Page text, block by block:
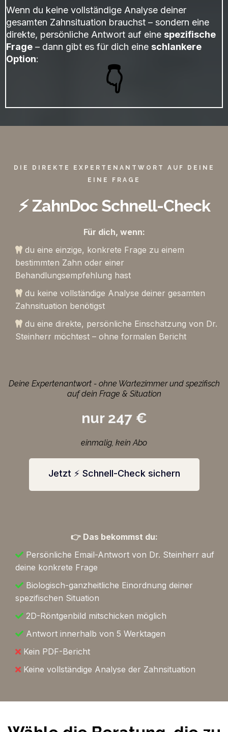
Wenn du keine vollständige Analyse deiner
gesamten Zahnsituation brauchst – sondern eine
direkte, persönliche Antwort auf eine spezifische
Frage – dann gibt es für dich eine schlankere
Option:
👇
DIE DIREKTE EXPERTENANTWORT AUF DEINE
EINE FRAGE
⚡ ZahnDoc Schnell-Check
Für dich, wenn:
du eine einzige, konkrete Frage zu einem
bestimmten Zahn oder einer
Behandlungsempfehlung hast
du keine vollständige Analyse deiner gesamten
Zahnsituation benötigst
du eine direkte, persönliche Einschätzung von Dr.
Steinherr möchtest – ohne formalen Bericht
Deine Expertenantwort - ohne Wartezimmer und spezifisch
auf dein Frage & Situation
nur 247 €
einmalig, kein Abo
Jetzt ⚡️ Schnell-Check sichern
👉 Das bekommst du:
Persönliche Email-Antwort von Dr. Steinherr auf
deine konkrete Frage
Biologisch-ganzheitliche Einordnung deiner
spezifischen Situation
2D-Röntgenbild mitschicken möglich
Antwort innerhalb von 5 Werktagen
Kein PDF-Bericht
Keine vollständige Analyse der Zahnsituation